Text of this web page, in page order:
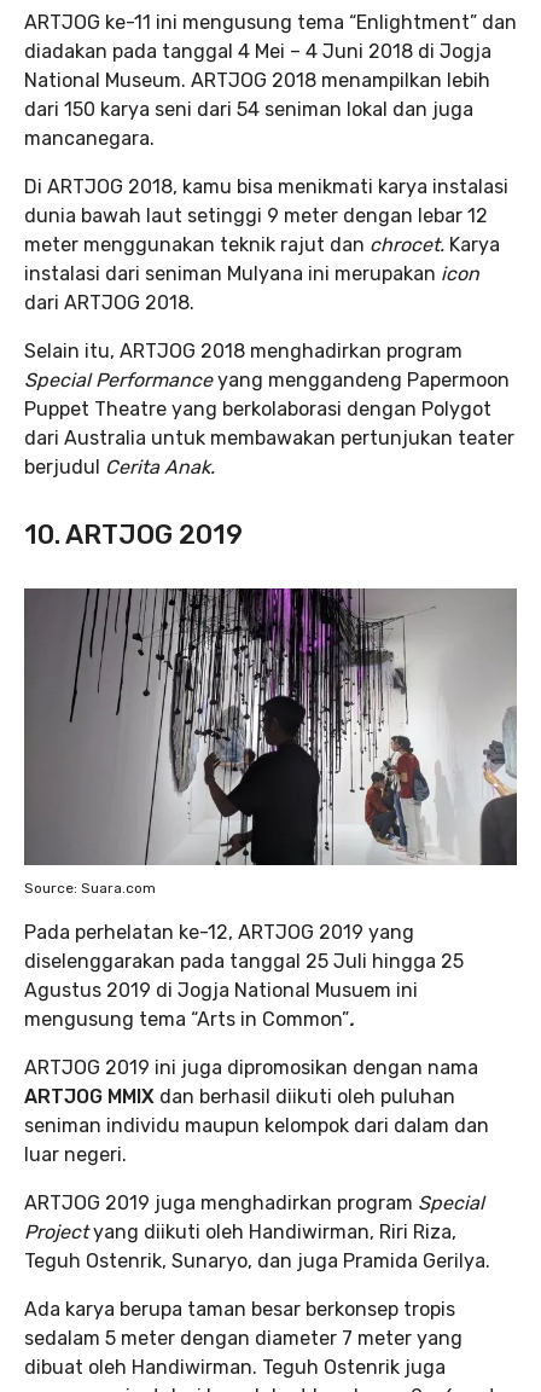
ARTJOG ke-11 ini mengusung tema “Enlightment” dan
diadakan pada tanggal 4 Mei – 4 Juni 2018 di Jogja
National Museum. ARTJOG 2018 menampilkan lebih
dari 150 karya seni dari 54 seniman lokal dan juga
mancanegara.
Di ARTJOG 2018, kamu bisa menikmati karya instalasi
dunia bawah laut setinggi 9 meter dengan lebar 12
meter menggunakan teknik rajut dan chrocet. Karya
instalasi dari seniman Mulyana ini merupakan icon
dari ARTJOG 2018.
Selain itu, ARTJOG 2018 menghadirkan program
Special Performanceyang menggandeng Papermoon
Puppet Theatre yang berkolaborasi dengan Polygot
dari Australia untuk membawakan pertunjukan teater
berjudul Cerita Anak.
10. ARTJOG 2019
Source: Suara.com
Pada perhelatan ke-12, ARTJOG 2019 yang
diselenggarakan pada tanggal 25 Juli hingga 25
Agustus 2019 di Jogja National Musuem ini
mengusung tema “Arts in Common”.
ARTJOG 2019 ini juga dipromosikan dengan nama
ARTJOG MMIX dan berhasil diikuti oleh puluhan
seniman individu maupun kelompok dari dalam dan
luar negeri.
ARTJOG 2019 juga menghadirkan program Special
Projectyang diikuti oleh Handiwirman, Riri Riza,
Teguh Ostenrik, Sunaryo, dan juga Pramida Gerilya.
Ada karya berupa taman besar berkonsep tropis
sedalam 5 meter dengan diameter 7 meter yang
dibuat oleh Handiwirman. Teguh Ostenrik juga